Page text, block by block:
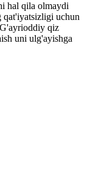
hal qila olmaydi
qat'iyatsizligi uchun
qiz
uni ulg'ayishga